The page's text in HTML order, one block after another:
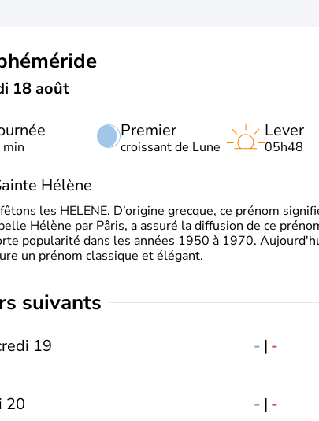
18 août
Premier
croissant de Lune
Lever
05h48
Hélène
les HELENE. D’origine grecque, ce prénom
Hélène par Pâris, a assuré la diffusion de ce
popularité dans les années 1950 à 1970.
un prénom classique et élégant.
suivants
19 - | -
20 - | -